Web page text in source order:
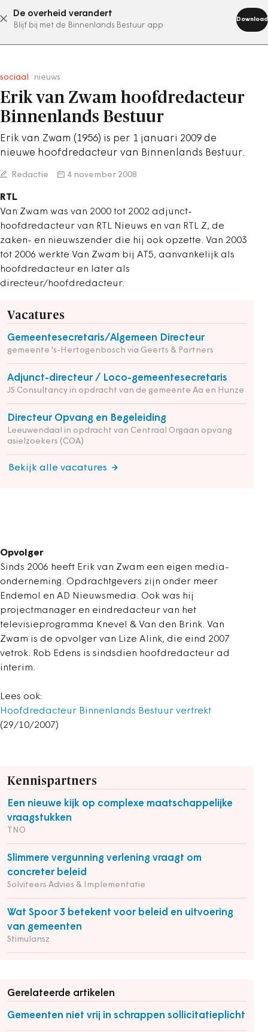
De overheid verandert
Blijf bij met de Binnenlands Bestuur app
Download
abonneer nu
sociaal nieuws
Erik van Zwam hoofdredacteur
Binnenlands Bestuur
Erik van Zwam (1956) is per 1 januari 2009 de
nieuwe hoofdredacteur van Binnenlands Bestuur.
Redactie 4 november 2008
RTL
Van Zwam was van 2000 tot 2002 adjunct-
hoofdredacteur van RTL Nieuws en van RTL Z, de
zaken- en nieuwszender die hij ook opzette. Van 2003
tot 2006 werkte Van Zwam bij AT5, aanvankelijk als
hoofdredacteur en later als
directeur/hoofdredacteur.
Vacatures
Gemeentesecretaris/Algemeen Directeur
gemeente 's-Hertogenbosch via Geerts & Partners
Adjunct-directeur / Loco-gemeentesecretaris
JS Consultancy in opdracht van de gemeente Aa en Hunze
Directeur Opvang en Begeleiding
Leeuwendaal in opdracht van Centraal Orgaan opvang
asielzoekers (COA)
Bekijk alle vacatures
Opvolger
Sinds 2006 heeft Erik van Zwam een eigen media-
onderneming. Opdrachtgevers zijn onder meer
Endemol en AD Nieuwsmedia. Ook was hij
projectmanager en eindredacteur van het
televisieprogramma Knevel & Van den Brink. Van
Zwam is de opvolger van Lize Alink, die eind 2007
vetrok. Rob Edens is sindsdien hoofdredacteur ad
interim.
Lees ook:
Hoofdredacteur Binnenlands Bestuur vertrekt
(29/10/2007)
Kennispartners
Een nieuwe kijk op complexe maatschappelijke
vraagstukken
TNO
Slimmere vergunning verlening vraagt om
concreter beleid
Solviteers Advies & Implementatie
Wat Spoor 3 betekent voor beleid en uitvoering
van gemeenten
Stimulansz
Gerelateerde artikelen
Gemeenten niet vrij in schrappen sollicitatieplicht